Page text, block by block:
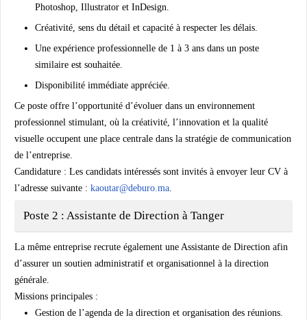
Photoshop, Illustrator et InDesign.
Créativité, sens du détail et capacité à respecter les délais.
Une expérience professionnelle de 1 à 3 ans dans un poste
similaire est souhaitée.
Disponibilité immédiate appréciée.
Ce poste offre l’opportunité d’évoluer dans un environnement
professionnel stimulant, où la créativité, l’innovation et la qualité
visuelle occupent une place centrale dans la stratégie de communication
de l’entreprise.
Candidature : Les candidats intéressés sont invités à envoyer leur CV à
l’adresse suivante : kaoutar@deburo.ma
Poste 2 : Assistante de Direction à Tanger
La même entreprise recrute également une Assistante de Direction afin
d’assurer un soutien administratif et organisationnel à la direction
générale.
Missions principales :
Gestion de l’agenda de la direction et organisation des réunions.